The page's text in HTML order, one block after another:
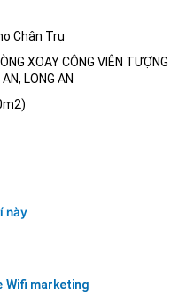
Chân Trụ
XOAY CÔNG VIÊN TƯỢNG
LONG AN
này
Wifi marketing